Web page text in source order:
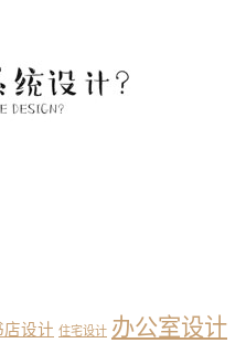
店设计 住宅设计 办公室设计